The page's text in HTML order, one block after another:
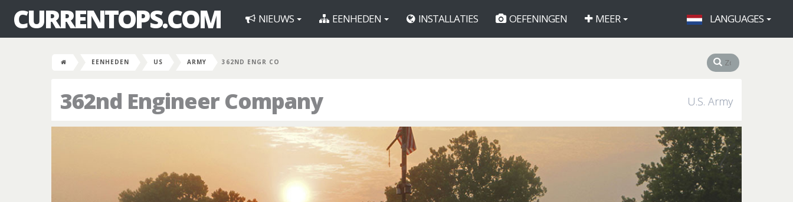
CURRENTOPS.COM NIEUWS EENHEDEN INSTALLATIES OEFENINGEN MEER LANGUAGES
EENHEDEN US ARMY 362ND ENGR CO
362nd Engineer Company U.S. Army